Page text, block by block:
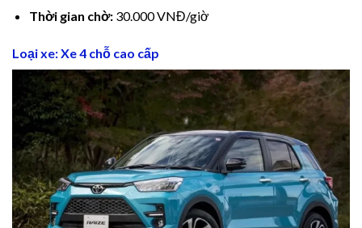
panel
panel
panel
panel
panel
panel
Thời gian chờ:30.000 VNĐ/giờ
Loại xe: Xe 4 chỗ cao cấp